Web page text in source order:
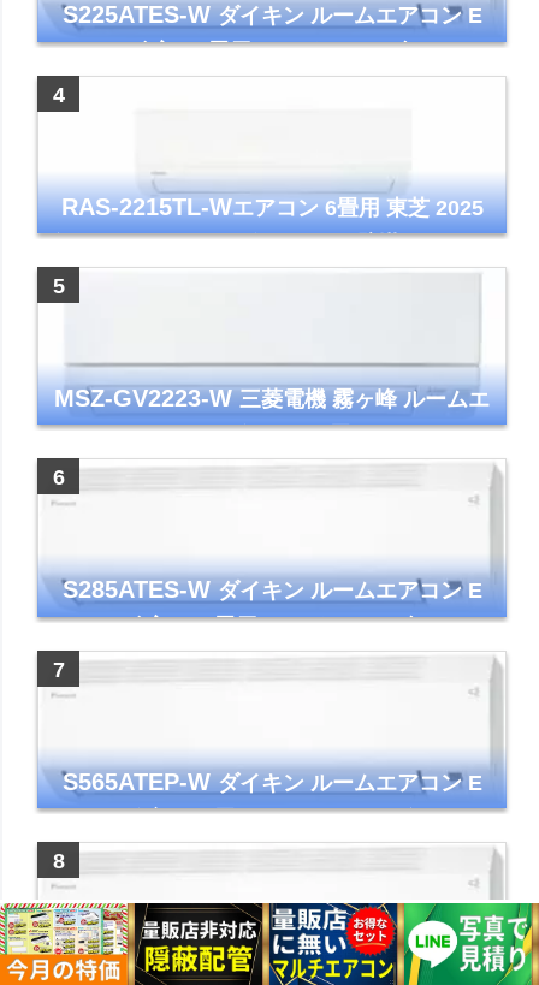
S225ATES-Wダイキン ルームエアコン E
シリーズ 主に6畳用 ホワイト 2025年モデル
RAS-2215TL-Wエアコン 6畳用 東芝 2025
年モデル TLシリーズ ホワイト 壁掛け クーラ
MSZ-GV2223-W三菱電機 霧ヶ峰 ルームエ
アコン GVシリーズ おもに6畳用 ピュアホワ
イト 2023年モデル
S285ATES-Wダイキン ルームエアコン E
シリーズ 主に10畳用 ホワイト 2025年モデル
コンパクトモデル ストリーマ
S565ATEP-Wダイキン ルームエアコン E
シリーズ 主に18畳用 ホワイト 2025年モデル
コンパクトモデル ストリーマ
S255ATES-Wダイキン ルームエアコン E